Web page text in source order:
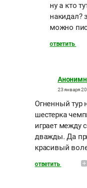
ну а кто
накидал?
можно
ответить
23 января
Огненный тур
шестерка
играет между
дважды. Да
красивый
ответить